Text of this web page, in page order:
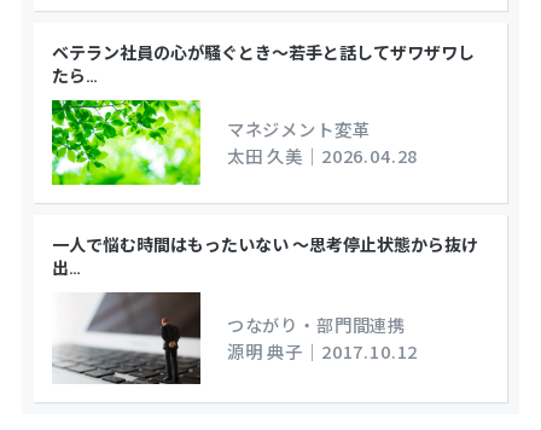
ベテラン社員の心が騒ぐとき～若手と話してザワザワし
たら…
マネジメント変革
太田 久美 ｜ 2026.04.28
一人で悩む時間はもったいない ～思考停止状態から抜け
出…
つながり・部門間連携
源明 典子 ｜ 2017.10.12